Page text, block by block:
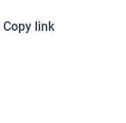
Copy link